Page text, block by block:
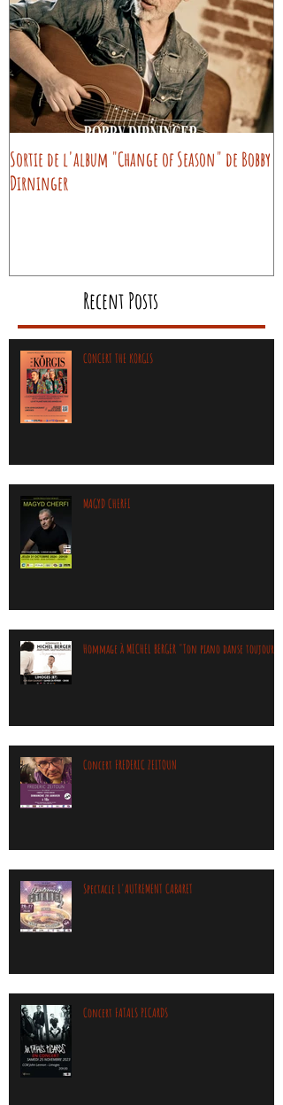
Sortie de l'album "Change of Season" de Bobby
Dirninger
Recent Posts
CONCERT THE KORGIS
MAGYD CHERFI
Hommage à MICHEL BERGER "Ton piano danse toujours"
Concert FREDERIC ZEITOUN
Spectacle L'AUTREMENT CABARET
Concert FATALS PICARDS